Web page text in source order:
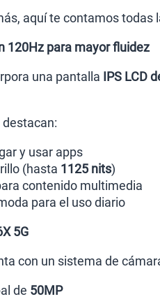
aquí te contamos todas
120Hz para mayor fluidez
una pantalla IPS LCD
y usar apps
(hasta 1125 nits)
contenido multimedia
para el uso diario
5G
con un sistema de
de 50MP